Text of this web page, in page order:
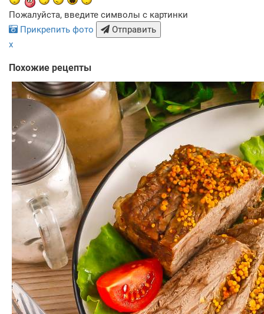
Пожалуйста, введите символы с картинки
Прикрепить фото
Отправить
x
Похожие рецепты